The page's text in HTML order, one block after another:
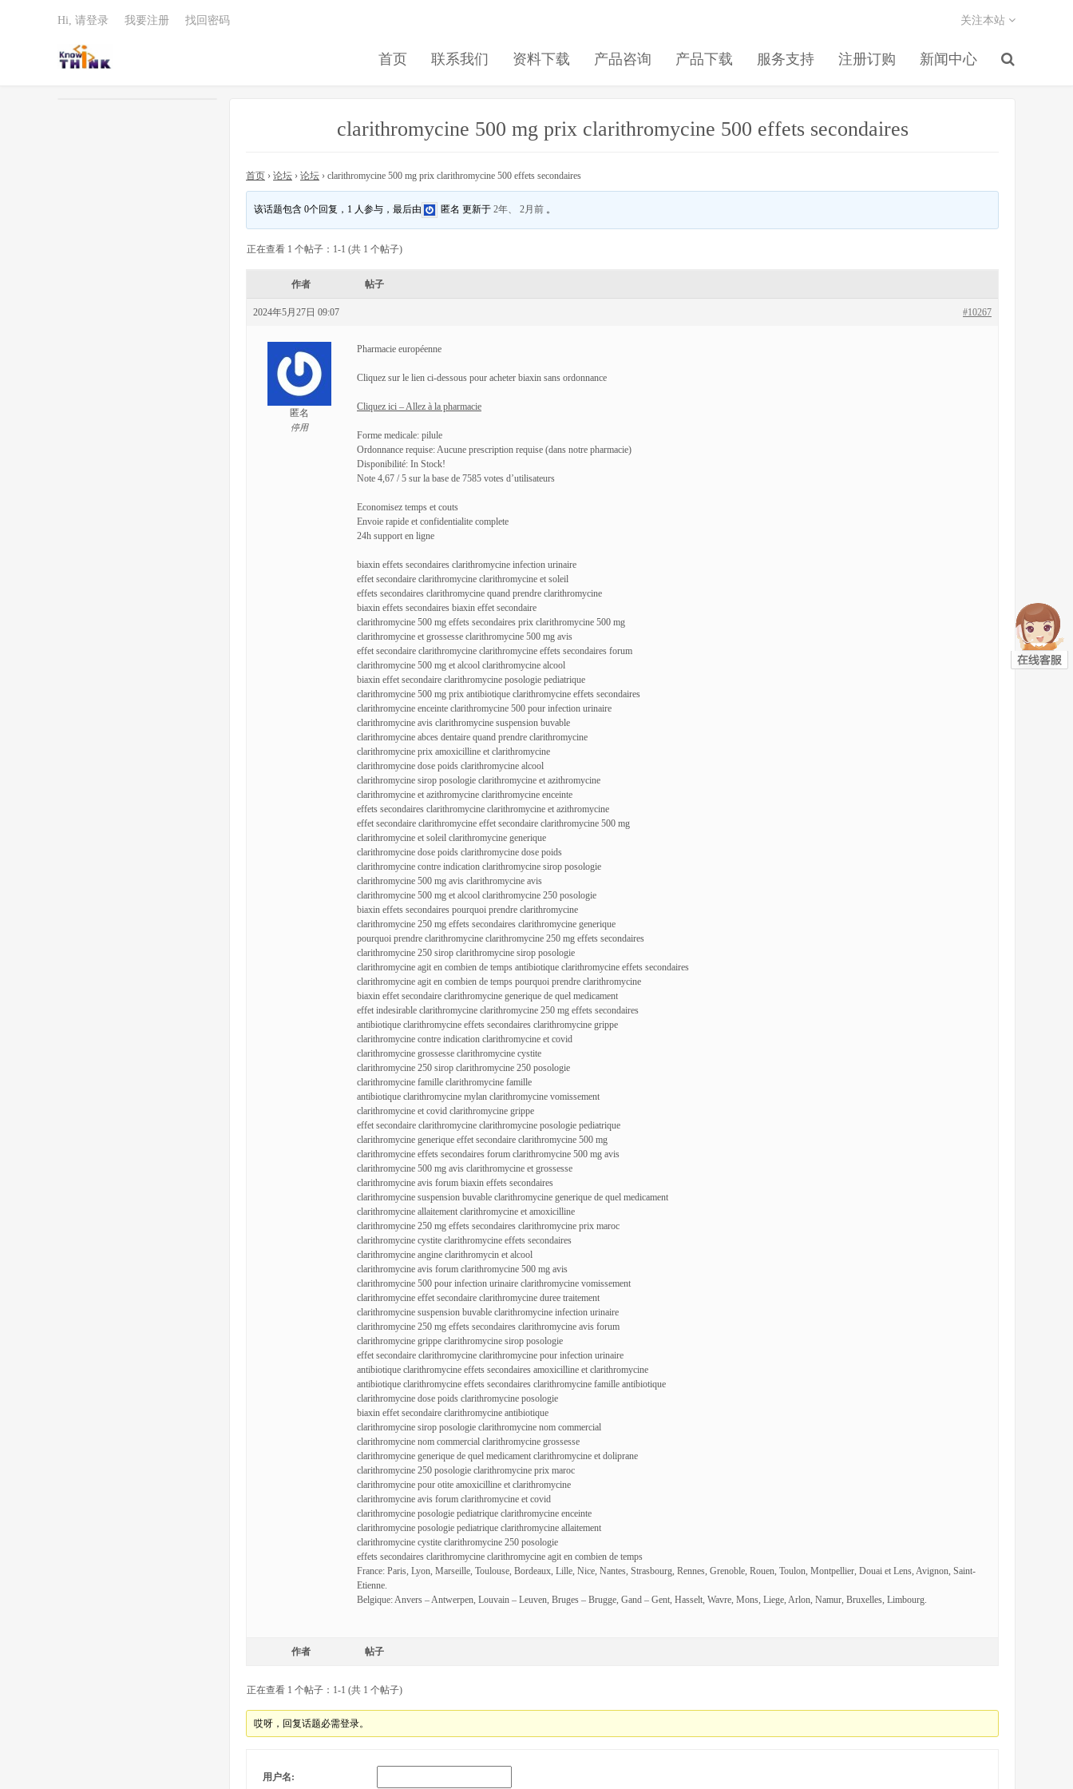
首页 联系我们 资料下载 产品咨询 产品下载 服务支持 注册订购 新闻中心
关注本站
Hi, 请登录 我要注册 找回密码
clarithromycine 500 mg prix clarithromycine 500 effets secondaires
首页 › 论坛 › 论坛 › clarithromycine 500 mg prix clarithromycine 500 effets secondaires
该话题包含 0个回复，1 人参与，最后由 匿名 更新于2年、 2月前 。
正在查看 1 个帖子：1-1 (共 1 个帖子)
作者 帖子
2024年5月27日 09:07 #10267
匿名
停用
Pharmacie européenne
Cliquez sur le lien ci-dessous pour acheter biaxin sans ordonnance
Cliquez ici – Allez à la pharmacie
Forme medicale: pilule
Ordonnance requise: Aucune prescription requise (dans notre pharmacie)
Disponibilité: In Stock!
Note 4,67 / 5 sur la base de 7585 votes d’utilisateurs
Economisez temps et couts
Envoie rapide et confidentialite complete
24h support en ligne
biaxin effets secondaires clarithromycine infection urinaire
effet secondaire clarithromycine clarithromycine et soleil
effets secondaires clarithromycine quand prendre clarithromycine
biaxin effets secondaires biaxin effet secondaire
clarithromycine 500 mg effets secondaires prix clarithromycine 500 mg
clarithromycine et grossesse clarithromycine 500 mg avis
effet secondaire clarithromycine clarithromycine effets secondaires forum
clarithromycine 500 mg et alcool clarithromycine alcool
biaxin effet secondaire clarithromycine posologie pediatrique
clarithromycine 500 mg prix antibiotique clarithromycine effets secondaires
clarithromycine enceinte clarithromycine 500 pour infection urinaire
clarithromycine avis clarithromycine suspension buvable
clarithromycine abces dentaire quand prendre clarithromycine
clarithromycine prix amoxicilline et clarithromycine
clarithromycine dose poids clarithromycine alcool
clarithromycine sirop posologie clarithromycine et azithromycine
clarithromycine et azithromycine clarithromycine enceinte
effets secondaires clarithromycine clarithromycine et azithromycine
effet secondaire clarithromycine effet secondaire clarithromycine 500 mg
clarithromycine et soleil clarithromycine generique
clarithromycine dose poids clarithromycine dose poids
clarithromycine contre indication clarithromycine sirop posologie
clarithromycine 500 mg avis clarithromycine avis
clarithromycine 500 mg et alcool clarithromycine 250 posologie
biaxin effets secondaires pourquoi prendre clarithromycine
clarithromycine 250 mg effets secondaires clarithromycine generique
pourquoi prendre clarithromycine clarithromycine 250 mg effets secondaires
clarithromycine 250 sirop clarithromycine sirop posologie
clarithromycine agit en combien de temps antibiotique clarithromycine effets secondaires
clarithromycine agit en combien de temps pourquoi prendre clarithromycine
biaxin effet secondaire clarithromycine generique de quel medicament
effet indesirable clarithromycine clarithromycine 250 mg effets secondaires
antibiotique clarithromycine effets secondaires clarithromycine grippe
clarithromycine contre indication clarithromycine et covid
clarithromycine grossesse clarithromycine cystite
clarithromycine 250 sirop clarithromycine 250 posologie
clarithromycine famille clarithromycine famille
antibiotique clarithromycine mylan clarithromycine vomissement
clarithromycine et covid clarithromycine grippe
effet secondaire clarithromycine clarithromycine posologie pediatrique
clarithromycine generique effet secondaire clarithromycine 500 mg
clarithromycine effets secondaires forum clarithromycine 500 mg avis
clarithromycine 500 mg avis clarithromycine et grossesse
clarithromycine avis forum biaxin effets secondaires
clarithromycine suspension buvable clarithromycine generique de quel medicament
clarithromycine allaitement clarithromycine et amoxicilline
clarithromycine 250 mg effets secondaires clarithromycine prix maroc
clarithromycine cystite clarithromycine effets secondaires
clarithromycine angine clarithromycin et alcool
clarithromycine avis forum clarithromycine 500 mg avis
clarithromycine 500 pour infection urinaire clarithromycine vomissement
clarithromycine effet secondaire clarithromycine duree traitement
clarithromycine suspension buvable clarithromycine infection urinaire
clarithromycine 250 mg effets secondaires clarithromycine avis forum
clarithromycine grippe clarithromycine sirop posologie
effet secondaire clarithromycine clarithromycine pour infection urinaire
antibiotique clarithromycine effets secondaires amoxicilline et clarithromycine
antibiotique clarithromycine effets secondaires clarithromycine famille antibiotique
clarithromycine dose poids clarithromycine posologie
biaxin effet secondaire clarithromycine antibiotique
clarithromycine sirop posologie clarithromycine nom commercial
clarithromycine nom commercial clarithromycine grossesse
clarithromycine generique de quel medicament clarithromycine et doliprane
clarithromycine 250 posologie clarithromycine prix maroc
clarithromycine pour otite amoxicilline et clarithromycine
clarithromycine avis forum clarithromycine et covid
clarithromycine posologie pediatrique clarithromycine enceinte
clarithromycine posologie pediatrique clarithromycine allaitement
clarithromycine cystite clarithromycine 250 posologie
effets secondaires clarithromycine clarithromycine agit en combien de temps
France: Paris, Lyon, Marseille, Toulouse, Bordeaux, Lille, Nice, Nantes, Strasbourg, Rennes, Grenoble, Rouen, Toulon, Montpellier, Douai et Lens, Avignon, Saint-
Etienne.
Belgique: Anvers – Antwerpen, Louvain – Leuven, Bruges – Brugge, Gand – Gent, Hasselt, Wavre, Mons, Liege, Arlon, Namur, Bruxelles, Limbourg.
作者 帖子
正在查看 1 个帖子：1-1 (共 1 个帖子)
哎呀，回复话题必需登录。
用户名: